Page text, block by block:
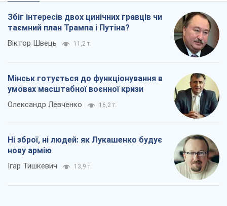
Збіг інтересів двох цинічних гравців чи
таємний план Трампа і Путіна?
Віктор Швець 11,2 т.
Мінськ готується до функціонування в
умовах масштабної воєнної кризи
Олександр Левченко 16,2 т.
Ні зброї, ні людей: як Лукашенко будує
нову армію
Ігар Тишкевич 13,9 т.